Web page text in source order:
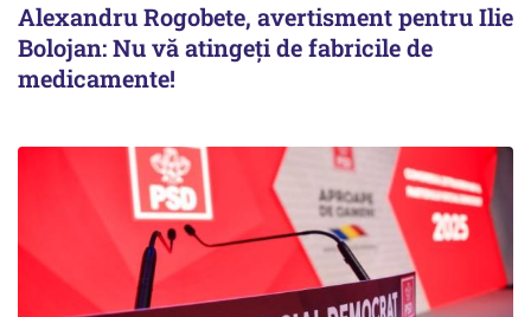
Alexandru Rogobete, avertisment pentru Ilie
Bolojan: Nu vă atingeți de fabricile de
medicamente!